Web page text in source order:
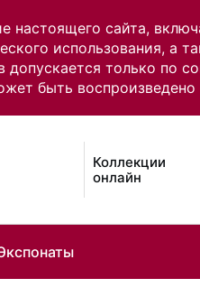
настоящего сайта,
использования, а
допускается только по
быть
Коллекции
онлайн